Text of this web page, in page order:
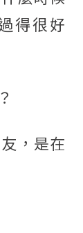
得很好
，是在